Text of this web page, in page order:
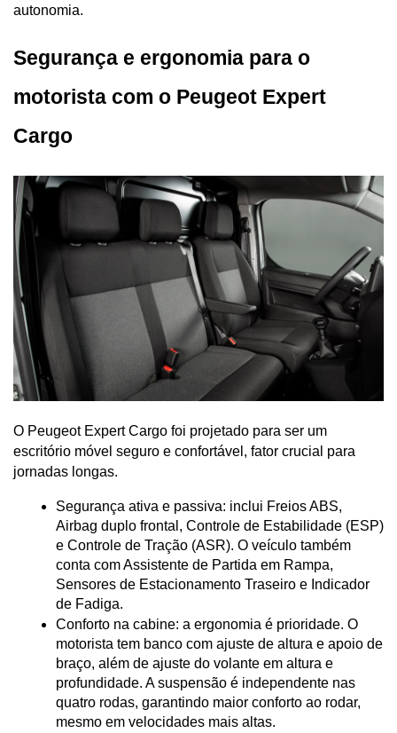
autonomia.
Segurança e ergonomia para o
motorista com o Peugeot Expert
Cargo
O Peugeot Expert Cargo foi projetado para ser um
escritório móvel seguro e confortável, fator crucial para
jornadas longas.
Segurança ativa e passiva: inclui Freios ABS,
Airbag duplo frontal, Controle de Estabilidade (ESP)
e Controle de Tração (ASR). O veículo também
conta com Assistente de Partida em Rampa,
Sensores de Estacionamento Traseiro e Indicador
de Fadiga.
Conforto na cabine: a ergonomia é prioridade. O
motorista tem banco com ajuste de altura e apoio de
braço, além de ajuste do volante em altura e
profundidade. A suspensão é independente nas
quatro rodas, garantindo maior conforto ao rodar,
mesmo em velocidades mais altas.